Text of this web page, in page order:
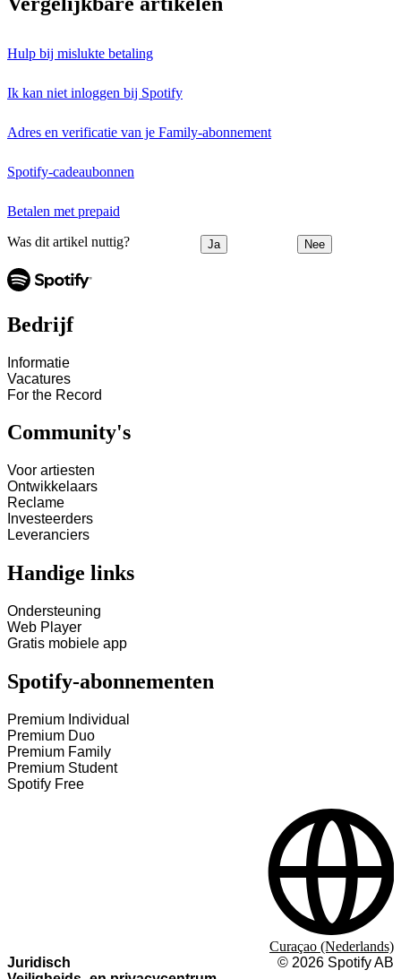
Hulp bij mislukte betaling
Ik kan niet inloggen bij Spotify
Adres en verificatie van je Family-abonnement
Spotify-cadeaubonnen
Betalen met prepaid
Was dit artikel nuttig? Ja Nee
Bedrijf
Informatie
Vacatures
For the Record
Community's
Voor artiesten
Ontwikkelaars
Reclame
Investeerders
Leveranciers
Handige links
Ondersteuning
Web Player
Gratis mobiele app
Spotify-abonnementen
Premium Individual
Premium Duo
Premium Family
Premium Student
Spotify Free
Juridisch
© 2026 Spotify AB
Curaçao (Nederlands)